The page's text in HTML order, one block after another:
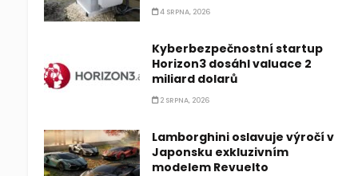
4 SRPNA, 2026
Kyberbezpečnostní startup
Horizon3 dosáhl valuace 2
miliard dolarů
2 SRPNA, 2026
Lamborghini oslavuje výročí v
Japonsku exkluzivním
modelem Revuelto